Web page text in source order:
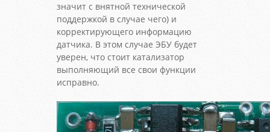
значит с внятной технической
поддержкой в случае чего) и
корректирующего информацию
датчика. В этом случае ЭБУ будет
уверен, что стоит катализатор
выполняющий все свои функции
исправно.